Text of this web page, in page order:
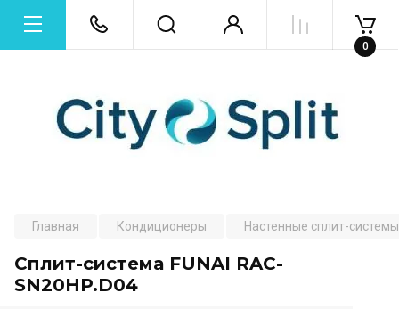
0
Главная Кондиционеры Настенные сплит-системы
Сплит-система FUNAI RAC-
SN20HP.D04